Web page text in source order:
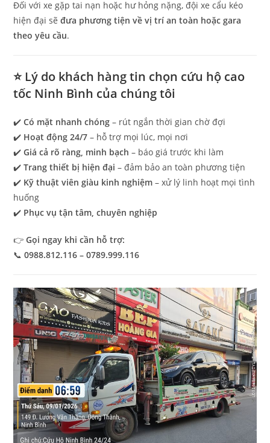
Đối với xe gặp tai nạn hoặc hư hỏng nặng, đội xe cẩu kéo
hiện đại sẽđưa phương tiện về vị trí an toàn hoặc gara
theo yêu cầu.
⭐ Lý do khách hàng tin chọn cứu hộ cao
tốc Ninh Bình của chúng tôi
✔️Có mặt nhanh chóng – rút ngắn thời gian chờ đợi
✔️ Hoạt động 24/7 – hỗ trợ mọi lúc, mọi nơi
✔️Giá cả rõ ràng, minh bạch – báo giá trước khi làm
✔️Trang thiết bị hiện đại – đảm bảo an toàn phương tiện
✔️ Kỹ thuật viên giàu kinh nghiệm – xử lý linh hoạt mọi tình
huống
✔️ Phục vụ tận tâm, chuyên nghiệp
👉Gọi ngay khi cần hỗ trợ:
📞0988.812.116 – 0789.999.116